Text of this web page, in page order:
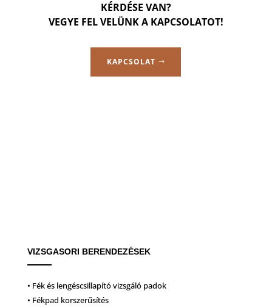
KÉRDÉSE VAN?
VEGYE FEL VELÜNK A KAPCSOLATOT!
KAPCSOLAT
VIZSGASORI BERENDEZÉSEK
• Fék és lengéscsillapító vizsgáló padok
• Fékpad korszerűsítés